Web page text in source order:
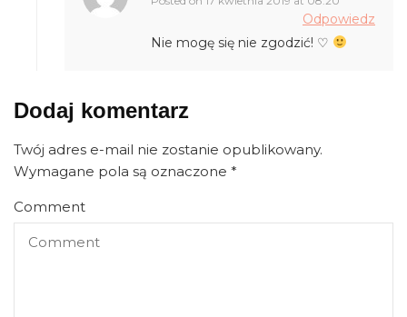
Odpowiedz
Nie mogę się nie zgodzić! ♡
Dodaj komentarz
Twój adres e-mail nie zostanie opublikowany.
Wymagane pola są oznaczone *
Comment